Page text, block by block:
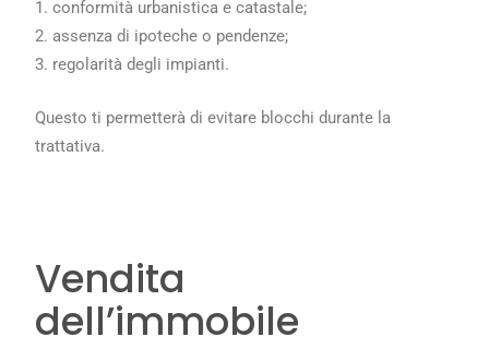
conformità urbanistica e catastale;
assenza di ipoteche o pendenze;
regolarità degli impianti.
Questo ti permetterà di evitare blocchi durante la
trattativa.
Vendita
dell’immobile